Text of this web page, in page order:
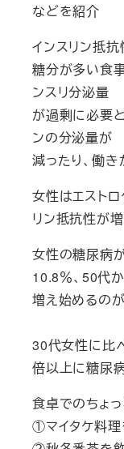
などを紹介
インスリン抵抗
糖分が多い食
ンスリ分泌量
が過剰に必要
ンの分泌量が
減ったり、働
女性はエスト
リン抵抗性が
女性の糖尿病
10.8％、50代
増え始めるの
30代女性に比
倍以上に糖尿
食卓でのちょ
①マイタケ料理